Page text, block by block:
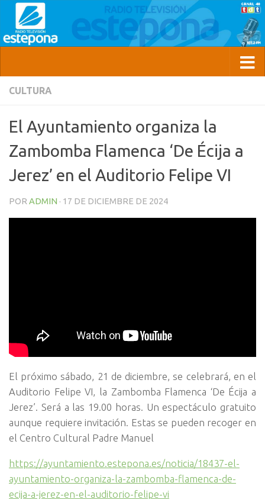
CULTURA
El Ayuntamiento organiza la
Zambomba Flamenca ‘De Écija a
Jerez’ en el Auditorio Felipe VI
POR ADMIN · 17 DE DICIEMBRE DE 2024
El próximo sábado, 21 de diciembre, se celebrará, en el
Auditorio Felipe VI, la Zambomba Flamenca ‘De Écija a
Jerez’. Será a las 19.00 horas. Un espectáculo gratuito
aunque requiere invitación. Estas se pueden recoger en
el Centro Cultural Padre Manuel
https://ayuntamiento.estepona.es/noticia/18437-el-
ayuntamiento-organiza-la-zambomba-flamenca-de-
ecija-a-jerez-en-el-auditorio-felipe-vi